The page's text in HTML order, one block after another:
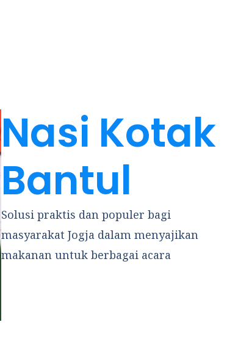
Nasi Kotak
Bantul
Solusi praktis dan populer bagi
masyarakat Jogja dalam menyajikan
makanan untuk berbagai acara